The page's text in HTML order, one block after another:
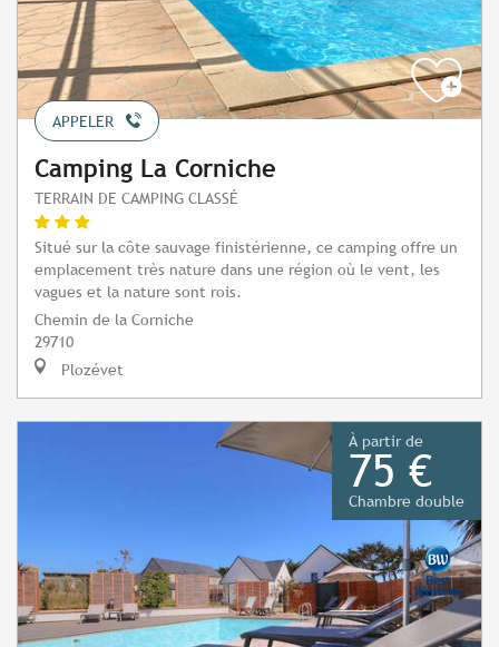
APPELER
Camping La Corniche
TERRAIN DE CAMPING CLASSÉ
Situé sur la côte sauvage finistérienne, ce camping offre un
emplacement très nature dans une région où le vent, les
vagues et la nature sont rois.
Chemin de la Corniche
29710
Plozévet
À partir de
75 €
Chambre double